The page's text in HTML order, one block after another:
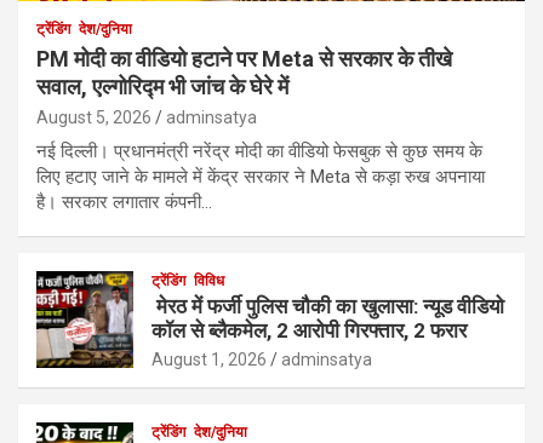
ट्रेंडिंग देश/दुनिया
PM मोदी का वीडियो हटाने पर Meta से सरकार के तीखे
सवाल, एल्गोरिद्म भी जांच के घेरे में
August 5, 2026 adminsatya
नई दिल्ली। प्रधानमंत्री नरेंद्र मोदी का वीडियो फेसबुक से कुछ समय के
लिए हटाए जाने के मामले में केंद्र सरकार ने Meta से कड़ा रुख अपनाया
है। सरकार लगातार कंपनी…
ट्रेंडिंग विविध
मेरठ में फर्जी पुलिस चौकी का खुलासा: न्यूड वीडियो
कॉल से ब्लैकमेल, 2 आरोपी गिरफ्तार, 2 फरार
August 1, 2026 adminsatya
ट्रेंडिंग देश/दुनिया